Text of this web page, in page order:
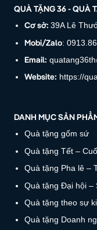
QUÀ TẶNG 36 - QUÀ
Cơ sở:39A Lê
Mobi/Zalo:
Email:
Website: https://
DANH MỤC SẢN
Quà tặng gốm sứ
Quà tặng Tết –
Quà tặng Pha lê –
Quà tặng Đại hội –
Quà tặng theo sự
Quà tặng Doanh